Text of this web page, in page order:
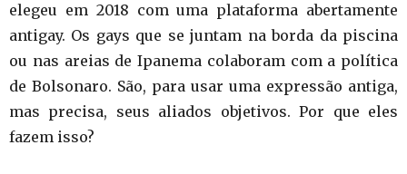
elegeu em 2018 com uma plataforma abertamente
antigay. Os gays que se juntam na borda da piscina
ou nas areias de Ipanema colaboram com a política
de Bolsonaro. São, para usar uma expressão antiga,
mas precisa, seus aliados objetivos. Por que eles
fazem isso?